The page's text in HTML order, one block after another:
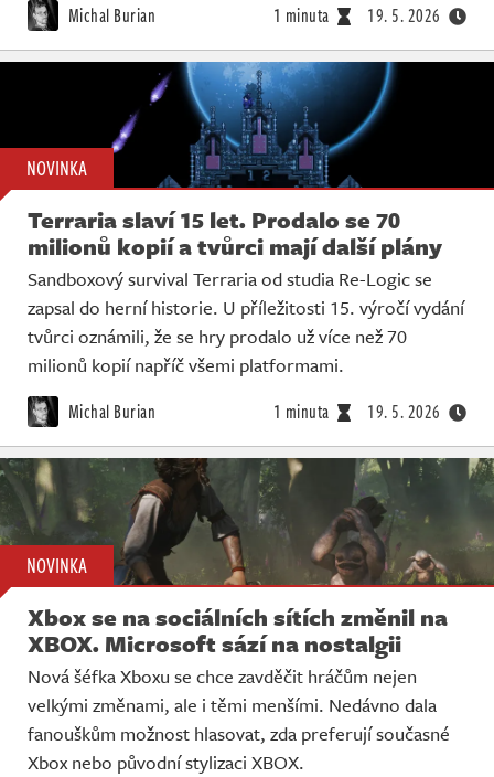
Michal Burian 1 minuta 19. 5. 2026
NOVINKA
Terraria slaví 15 let. Prodalo se 70
milionů kopií a tvůrci mají další plány
Sandboxový survival Terraria od studia Re-Logic se
zapsal do herní historie. U příležitosti 15. výročí vydání
tvůrci oznámili, že se hry prodalo už více než 70
milionů kopií napříč všemi platformami.
Michal Burian 1 minuta 19. 5. 2026
NOVINKA
Xbox se na sociálních sítích změnil na
XBOX. Microsoft sází na nostalgii
Nová šéfka Xboxu se chce zavděčit hráčům nejen
velkými změnami, ale i těmi menšími. Nedávno dala
fanouškům možnost hlasovat, zda preferují současné
Xbox nebo původní stylizaci XBOX.